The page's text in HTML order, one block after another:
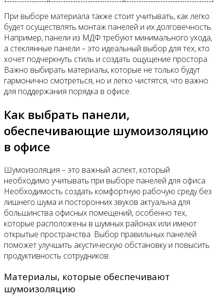
При выборе материала также стоит учитывать, как легко
будет осуществлять монтаж панелей и их долговечность.
Например, панели из МДФ требуют минимального ухода,
а стеклянные панели – это идеальный выбор для тех, кто
хочет подчеркнуть стиль и создать ощущение простора.
Важно выбирать материалы, которые не только будут
гармонично смотреться, но и легко чистятся, что важно
для поддержания порядка в офисе.
Как выбрать панели,
обеспечивающие шумоизоляцию
в офисе
Шумоизоляция – это важный аспект, который
необходимо учитывать при выборе панелей для офиса.
Необходимость создать комфортную рабочую среду без
лишнего шума и посторонних звуков актуальна для
большинства офисных помещений, особенно тех,
которые расположены в шумных районах или имеют
открытые пространства. Выбор правильных панелей
поможет улучшить акустическую обстановку и повысить
продуктивность сотрудников.
Материалы, которые обеспечивают
шумоизоляцию